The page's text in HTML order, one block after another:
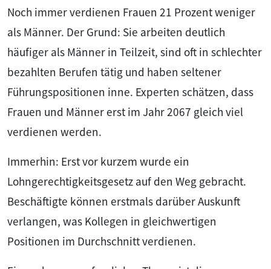
Noch immer verdienen Frauen 21 Prozent weniger
als Männer. Der Grund: Sie arbeiten deutlich
häufiger als Männer in Teilzeit, sind oft in schlechter
bezahlten Berufen tätig und haben seltener
Führungspositionen inne. Experten schätzen, dass
Frauen und Männer erst im Jahr 2067 gleich viel
verdienen werden.
Immerhin: Erst vor kurzem wurde ein
Lohngerechtigkeitsgesetz auf den Weg gebracht.
Beschäftigte können erstmals darüber Auskunft
verlangen, was Kollegen in gleichwertigen
Positionen im Durchschnitt verdienen.